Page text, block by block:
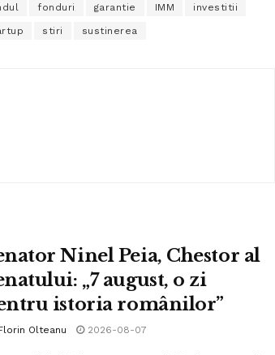
fonduri garantie IMM investitii
stiri sustinerea
Ninel Peia, Chestor al
„7 august, o zi
istoria românilor”
Olteanu 2026-08-07